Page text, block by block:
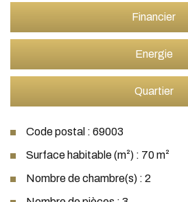
Financier
Energie
Quartier
Code postal : 69003
Surface habitable (m²) : 70 m²
Nombre de chambre(s) : 2